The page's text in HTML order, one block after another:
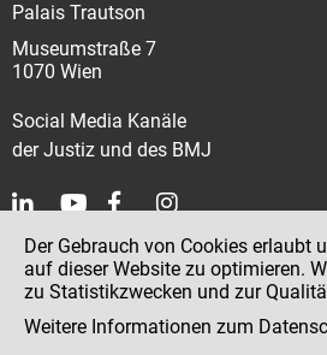
Palais Trautson
Museumstraße 7
1070 Wien
Social Media Kanäle
der Justiz und des BMJ
Kontakt
Impressum
Datenschutz
Der Gebrauch von Cookies erlaubt
auf dieser Website zu optimieren.
zu Statistikzwecken und zur
Weitere Informationen zum